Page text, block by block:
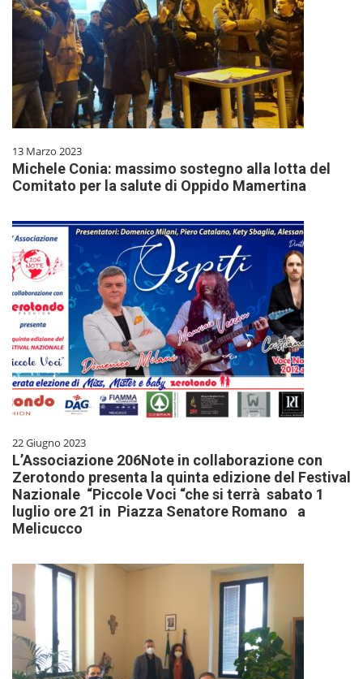
13 Marzo 2023
Michele Conia: massimo sostegno alla lotta del
Comitato per la salute di Oppido Mamertina
22 Giugno 2023
L’Associazione 206Note in collaborazione con
Zerotondo presenta la quinta edizione del Festival
Nazionale “Piccole Voci “che si terrà sabato 1
luglio ore 21 in Piazza Senatore Romano a
Melicucco